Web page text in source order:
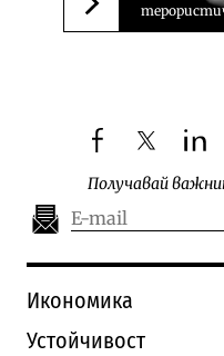
Следваща
facebooktwitter
Получавай
Икономика
Устойчивост